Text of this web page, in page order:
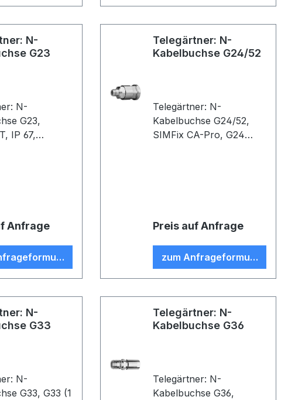
N-
G23
N-
G23,
IP 67,
Anfrage
Telegärtner: N-
Kabelbuchse G24/52
Telegärtner: N-
Kabelbuchse G24/52,
SIMFix CA-Pro, G24
Preis auf Anfrage
zum Anfrageformular
N-
G33
N-
G33, G33 (1
Telegärtner: N-
Kabelbuchse G36
Telegärtner: N-
Kabelbuchse G36,